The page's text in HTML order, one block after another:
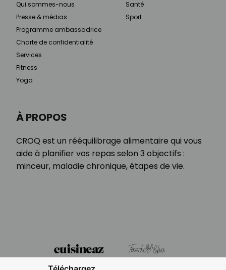
À PROPOS
CROQ est un rééquilibrage alimentaire qui vous
aide à planifier vos repas selon 3 objectifs :
minceur, maladie chronique, étapes de vie.
Qui sommes-nous
Presse & médias
Programme ambassadrice
Charte de confidentialité
Services
Fitness
Yoga
Santé
Sport